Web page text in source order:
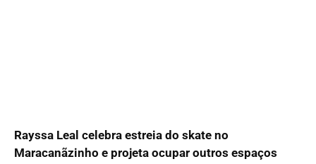
Rayssa Leal celebra estreia do skate no
Maracanãzinho e projeta ocupar outros espaços